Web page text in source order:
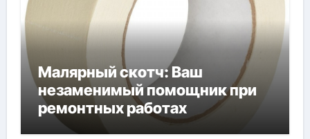
Малярный скотч: Ваш
незаменимый помощник при
ремонтных работах